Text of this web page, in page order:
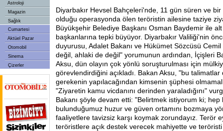
Astroloji
Magazin
Sağlık
Cumartesi
Aktüel Pazar
Otomobil
Sinema
Çizerler
Diyarbakır Hevsel Bahçeleri'nde, 11 gün süren ve
olduğu operasyonda ölen teröristin ailesine taziye
Büyükşehir Belediye Başkanı Osman Baydemir ile
başkanlarına tepki büyüyor. Diyarbakır Valiliği'nin
duyurusu, Adalet Bakanı ve Hükümet Sözcüsü
değil, ahlaki de değil" yorumunun ardından, İçişleri
Aksu, dün olayın çok yönlü soruşturulması için
görevlendirdiğini açıkladı. Bakan Aksu, "bu
gerekenin yapılacağından kimsenin şüphesi
"Ziyaretin kamu vicdanını derinden yaraladığını"
Bakanı şöyle devam etti: "Belirtmek istiyorum ki; hep
bulunduğumuz huzur ve güven ortamını bozmaya
faaliyetlere tavizsiz karşı koymak zorundayız. Terör
teröristlere açık destek verecek mahiyette ve